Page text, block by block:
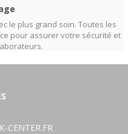
le plus grand soin. Toutes les
pour assurer votre sécurité et
CENTER.FR